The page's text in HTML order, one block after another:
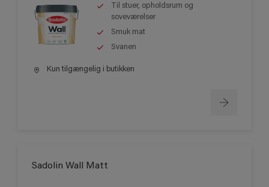
Til stuer, opholdsrum og
soveværelser
Smuk mat
Svanen
Kun tilgængelig i butikken
Sadolin Wall Matt